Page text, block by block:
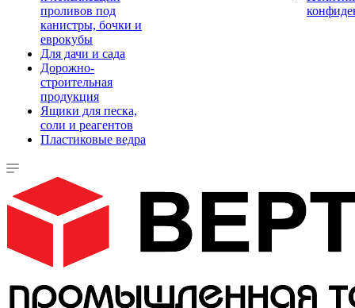
проливов под
канистры, бочки и
еврокубы
Для дачи и сада
Дорожно-
строительная
продукция
Ящики для песка,
соли и реагентов
Пластиковые ведра